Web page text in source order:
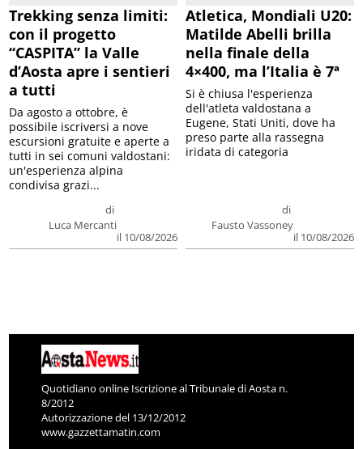
Trekking senza limiti:
con il progetto
“CASPITA” la Valle
d’Aosta apre i sentieri
a tutti
di
Luca Mercanti
il 10/08/2026
Da agosto a ottobre, è
possibile iscriversi a nove
escursioni gratuite e aperte a
tutti in sei comuni valdostani:
un'esperienza alpina
condivisa grazi...
Atletica, Mondiali U20:
Matilde Abelli brilla
nella finale della
4×400, ma l’Italia è 7ª
di
Fausto Vassoney
il 10/08/2026
Si è chiusa l'esperienza
dell'atleta valdostana a
Eugene, Stati Uniti, dove ha
preso parte alla rassegna
iridata di categoria
Quotidiano online Iscrizione al Tribunale di Aosta n.
8/2012
Autorizzazione del 13/12/2012
www.gazzettamatin.com